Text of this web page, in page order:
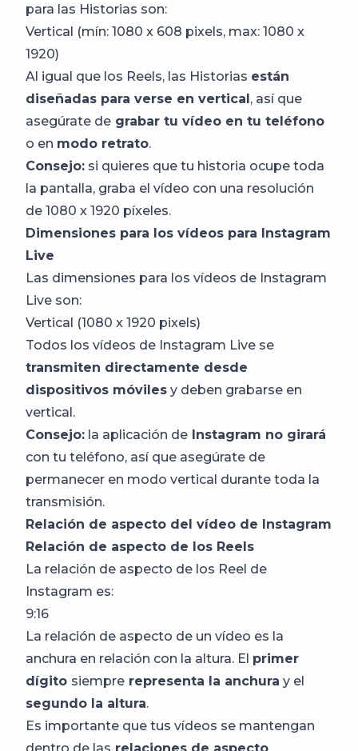
para las Historias son:
Vertical (mín: 1080 x 608 pixels, max: 1080 x
1920)
Al igual que los Reels, las Historias están
diseñadas para verse en vertical , así que
asegúrate de grabar tu vídeo en tu teléfono
o en modo retrato.
Consejo: si quieres que tu historia ocupe toda
la pantalla, graba el vídeo con una resolución
de 1080 x 1920 píxeles.
Dimensiones para los vídeos para Instagram
Live
Las dimensiones para los vídeos de Instagram
Live son:
Vertical (1080 x 1920 pixels)
Todos los vídeos de Instagram Live se
transmiten directamente desde
dispositivos móviles y deben grabarse en
vertical.
Consejo: la aplicación de Instagram no girará
con tu teléfono, así que asegúrate de
permanecer en modo vertical durante toda la
transmisión.
Relación de aspecto del vídeo de Instagram
Relación de aspecto de los Reels
La relación de aspecto de los Reel de
Instagram es:
9:16
La relación de aspecto de un vídeo es la
anchura en relación con la altura. El primer
dígito siempre representa la anchura y el
segundo la altura.
Es importante que tus vídeos se mantengan